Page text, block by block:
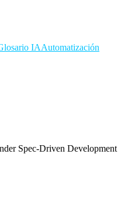
IAAutomatización
Spec-Driven Development